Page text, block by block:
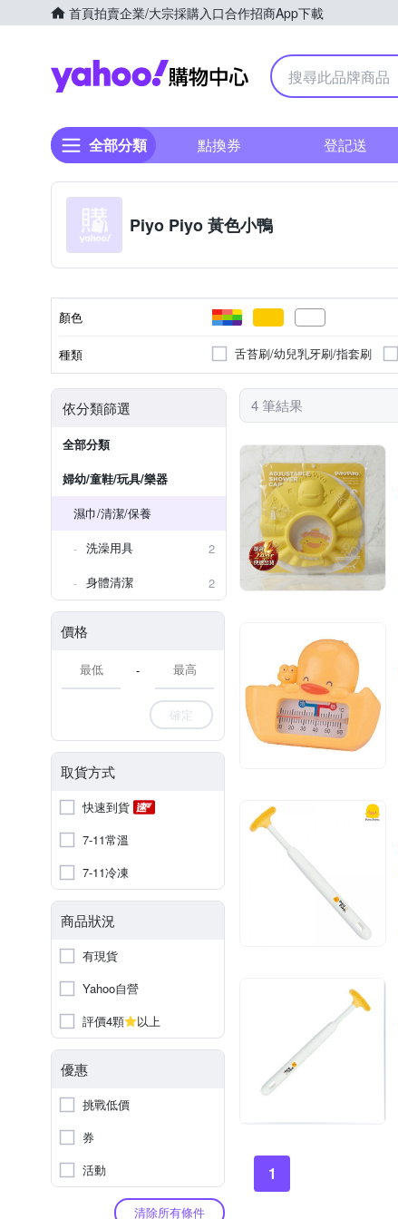
首頁拍賣企業/大宗採購入口合作招商App下載
Yahoo購物中心
全部分類 點換券 登記送
Piyo Piyo 黃色小鴨
顏色
種類 舌苔刷/幼兒乳牙刷/指套刷
依分類篩選
全部分類
婦幼/童鞋/玩具/樂器
濕巾/清潔/保養
洗澡用具
2
身體清潔
2
價格
-
確定
取貨方式
快速到貨
7-11常溫
7-11冷凍
商品狀況
有現貨
Yahoo自營
評價4顆
以上
優惠
挑戰低價
券
活動
清除所有條件
4 筆結果
1